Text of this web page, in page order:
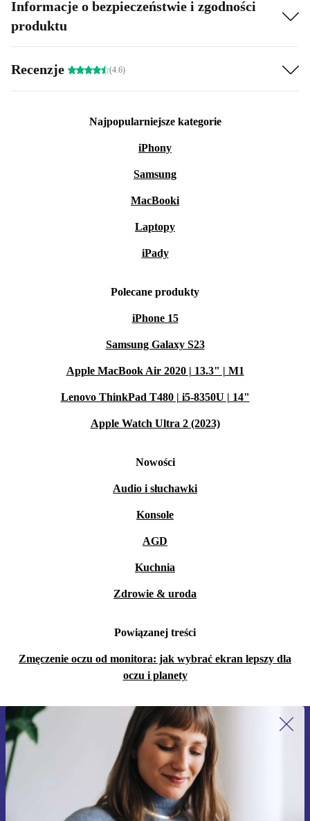
Informacje o bezpieczeństwie i zgodności
produktu
Recenzje (4.6)
Najpopularniejsze kategorie
iPhony
Samsung
MacBooki
Laptopy
iPady
Polecane produkty
iPhone 15
Samsung Galaxy S23
Apple MacBook Air 2020 | 13.3" | M1
Lenovo ThinkPad T480 | i5-8350U | 14"
Apple Watch Ultra 2 (2023)
Nowości
Audio i słuchawki
Konsole
AGD
Kuchnia
Zdrowie & uroda
Powiązanej treści
Zmęczenie oczu od monitora: jak wybrać ekran lepszy dla
oczu i planety
Zapisz się na nasz newsletter!
Nie przegap żadnej oferty.